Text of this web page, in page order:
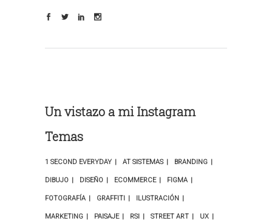
Un vistazo a mi Instagram
Temas
1 SECOND EVERYDAY AT SISTEMAS BRANDING
DIBUJO DISEÑO ECOMMERCE FIGMA
FOTOGRAFÍA GRAFFITI ILUSTRACIÓN
MARKETING PAISAJE RSI STREET ART UX